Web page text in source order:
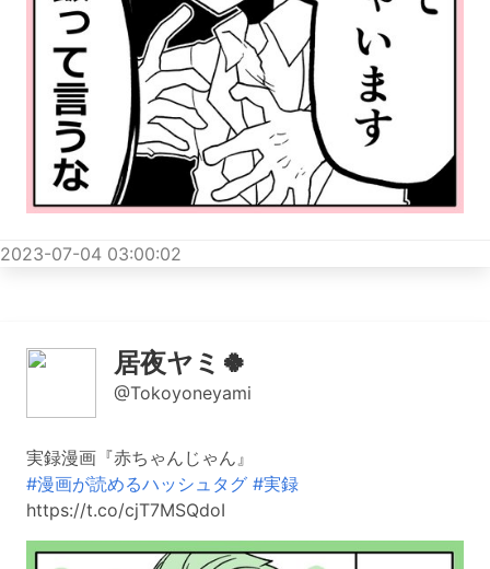
2023-07-04 03:00:02
居夜ヤミ🍀
@Tokoyoneyami
実録漫画『赤ちゃんじゃん』
#漫画が読めるハッシュタグ #実録
https://t.co/cjT7MSQdoI